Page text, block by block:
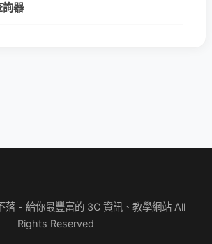
詢器
- 給你最豐富的 3C 資訊、教學網站 All
Rights Reserved